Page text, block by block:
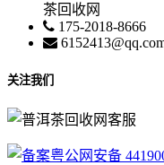
茶回收网
175-2018-8666
关注我们
粤公网安备